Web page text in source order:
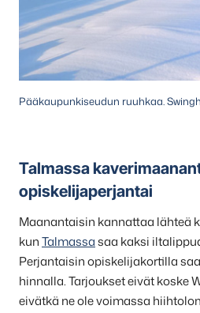
Pääkaupunkiseudun ruuhkaa.
Talmassa
opiskelijaperjantai
Maanantaisin kannattaa lähteä
kunTalmassasaa kaksi
Perjantaisin opiskelijakortilla
hinnalla. Tarjoukset eivät koske
eivätkä ne ole voimassa